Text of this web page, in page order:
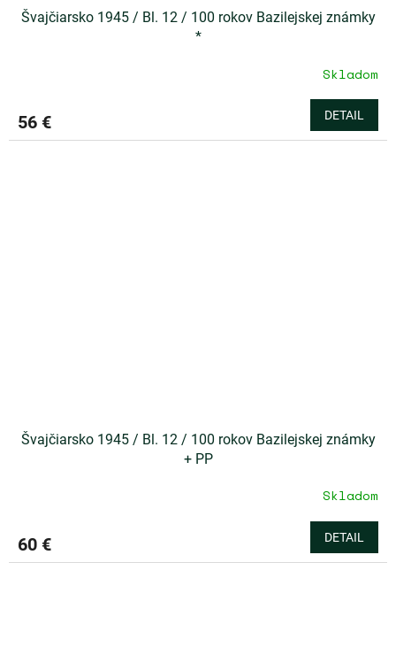
Švajčiarsko 1945 / Bl. 12 / 100 rokov Bazilejskej známky
*
Skladom
56 € DETAIL
Švajčiarsko 1945 / Bl. 12 / 100 rokov Bazilejskej známky
+ PP
Skladom
60 € DETAIL